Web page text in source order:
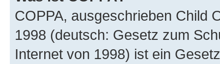
COPPA, ausgeschrieben Child
1998 (deutsch: Gesetz zum
Internet von 1998) ist ein